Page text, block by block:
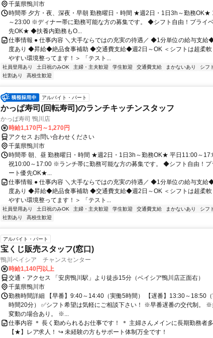
千葉県鴨川市
時間帯 夕方・夜、深夜・早朝 勤務曜日・時間 ★週2日・1日3h～勤務OK★
～23:00 ※ディナー帯に勤務可能な方の募集です。 ◆シフト自由！プライ
先OK★ ◆扶養内勤務もO...
仕事情報 ● 仕事内容 ＼大手ならではの充実の待遇／ ◆1分単位の給与支給
度あり ◆昇給◆絶品食事補助 ◆交通費支給◆週2日～OK ＜シフトは超柔軟
やすい環境整ってます！＞ 「テスト...
社員登用あり 土日祝のみOK 主婦・主夫歓迎 学生歓迎 交通費支給 まかないあり
シフ
社割あり
高校生歓迎
アルバイト・パート
かっぱ寿司(回転寿司)のランチキッチンスタッフ
かっぱ寿司 鴨川店
時給1,170円～1,270円
アクセス お問い合わせください
千葉県鴨川市
時間帯 朝、昼 勤務曜日・時間 ★週2日・1日3h～勤務OK★ 平日11:00～
祝10:00～17:00 ※ランチ帯に勤務可能な方の募集です。 ◆シフト自由！プ
ート優先OK★...
仕事情報 ● 仕事内容 ＼大手ならではの充実の待遇／ ◆1分単位の給与支給
度あり ◆昇給◆絶品食事補助 ◆交通費支給◆週2日～OK ＜シフトは超柔軟
やすい環境整ってます！＞ 「テスト...
社員登用あり 土日祝のみOK 主婦・主夫歓迎 学生歓迎 交通費支給 まかないあり
シフ
社割あり
高校生歓迎
アルバイト・パート
宝くじ販売スタッフ(窓口)
鴨川ベイシア チャンスセンター
時給1,140円以上
交通・アクセス 「安房鴨川駅」より徒歩15分（ベイシア鴨川店正面右）
千葉県鴨川市
勤務時間詳細 【早番】9:40～14:40（実働5時間） 【遅番】13:30～18:50
時間20分） ✅シフト希望は気軽にご相談下さい！ ※早番遅番の交代制。
変動の場合あり。 ※...
仕事内容 ＊ 長く勤められるお仕事です！ ＊ 主婦さんメインに長期勤務者多
【★】レア求人！ ↪ 未経験の方もサポート体制万全です！